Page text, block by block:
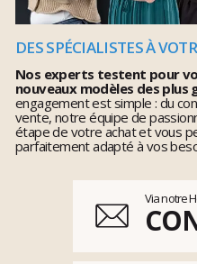
DES SPÉCIALISTES À
Nos experts testent pour
nouveaux modèles des plus
engagement est simple : du
vente, notre équipe de
étape de votre achat et vous
parfaitement adapté à vos
Via notre